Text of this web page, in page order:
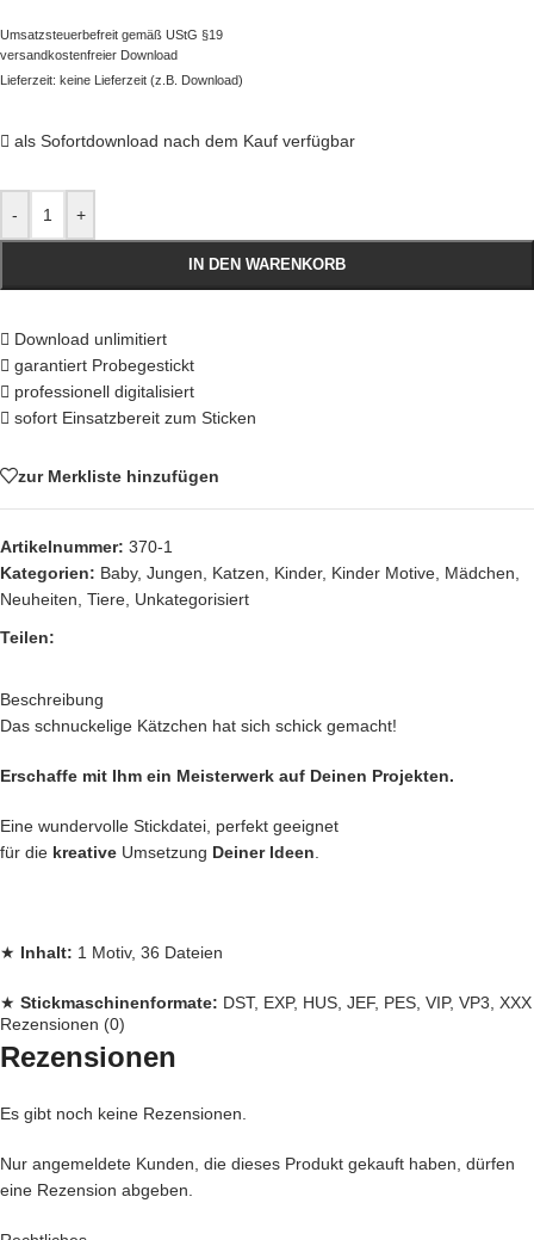
Umsatzsteuerbefreit gemäß UStG §19
versandkostenfreier Download
Lieferzeit: keine Lieferzeit (z.B. Download)
als Sofortdownload nach dem Kauf verfügbar
- +
IN DEN WARENKORB
Download unlimitiert
garantiert Probegestickt
professionell digitalisiert
sofort Einsatzbereit zum Sticken
zur Merkliste hinzufügen
Artikelnummer: 370-1
Kategorien: Baby, Jungen Katzen Kinder, Kinder Motive Mädchen
Neuheiten Tiere Unkategorisiert
Teilen:
Beschreibung
Das schnuckelige Kätzchen hat sich schick gemacht!
Erschaffe mit Ihm ein Meisterwerk auf Deinen Projekten.
Eine wundervolle Stickdatei, perfekt geeignet
für die kreative Umsetzung Deiner Ideen
★ Inhalt: 1 Motiv, 36 Dateien
★ Stickmaschinenformate: DST, EXP, HUS, JEF, PES, VIP, VP3, XXX
★Rahmengrößen:10×10, 13×18 und 16×26
mit Herzblut digitalisiert und für
Rezensionen (0)
Rezensionen
Es gibt noch keine Rezensionen.
Nur angemeldete Kunden, die dieses Produkt gekauft haben, dürfen
eine Rezension abgeben.